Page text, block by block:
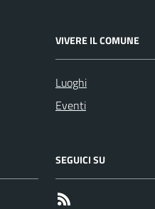
VIVERE IL COMUNE
Luoghi
Eventi
SEGUICI SU